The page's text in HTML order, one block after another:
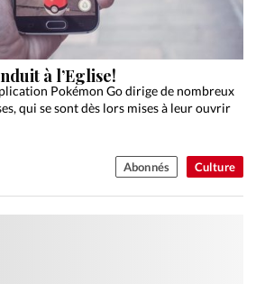
Culture
à l’Eglise!
Pokémon Go dirige de nombreux
qui se sont dès lors mises à leur ouvrir
Abonnés